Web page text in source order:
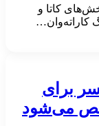
کاتا و
برای